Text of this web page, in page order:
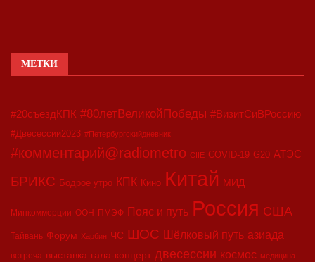
МЕТКИ
#20съездКПК #80летВеликойПобеды #ВизитСиВРоссию
#Двесессии2023 #Петербургскийдневник
#комментарий@radiometro CIIE COVID-19 G20 АТЭС
БРИКС Бодрое утро КПК Кино Китай МИД
Минкоммерции ООН ПМЭФ Пояс и путь Россия США
Тайвань Форум Харбин ЧС ШОС Шёлковый путь азиада
встреча выставка гала-концерт двесессии космос медицина